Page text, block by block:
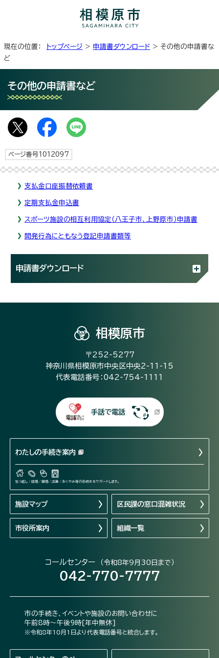
現在の位置： トップページ > 申請書ダウンロード > その他の申請書な
ど
その他の申請書など
ページ番号1012097
支払金口座振替依頼書
定期支払金申込書
スポーツ施設の相互利用協定（八王子市、上野原市）申請書
開発行為にともなう登記申請書類等
申請書ダウンロード
相模原市
〒252-5277
神奈川県相模原市中央区中央2-11-15
代表電話番号：042-754-1111
手話で電話
わたしの手続き案内
引っ越し / 結婚 / 離婚 / 出産 / おくやみ等の手続きをサポートします。
施設マップ 区民課の窓口混雑状況
市役所案内 組織一覧
コールセンター （令和8年9月30日まで）
042-770-7777
市の手続き、イベントや施設のお問い合わせに
午前8時～午後9時[年中無休]
※令和8年10月1日より代表電話番号と統合します。